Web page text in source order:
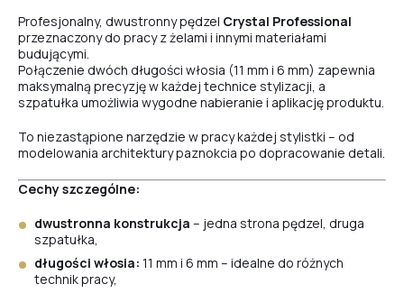
Profesjonalny, dwustronny pędzel Crystal Professional
przeznaczony do pracy z żelami i innymi materiałami
budującymi.
Połączenie dwóch długości włosia (11 mm i 6 mm) zapewnia
maksymalną precyzję w każdej technice stylizacji, a
szpatułka umożliwia wygodne nabieranie i aplikację produktu.
To niezastąpione narzędzie w pracy każdej stylistki – od
modelowania architektury paznokcia po dopracowanie detali.
Cechy szczególne:
dwustronna konstrukcja – jedna strona pędzel, druga
szpatułka,
długości włosia: 11 mm i 6 mm – idealne do różnych
technik pracy,